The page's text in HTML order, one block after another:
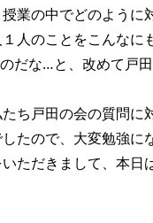
業の中でどのように
人のことをこんなに
だな…と、改めて戸
ち戸田の会の質問に
たので、大変勉強に
ただきまして、本日